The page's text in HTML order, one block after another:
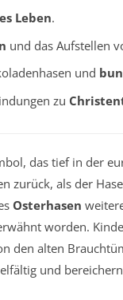
Leben.
und das Aufstellen
und
zu
das tief in der
zurück, als der
Osterhasen
worden.
den alten
und